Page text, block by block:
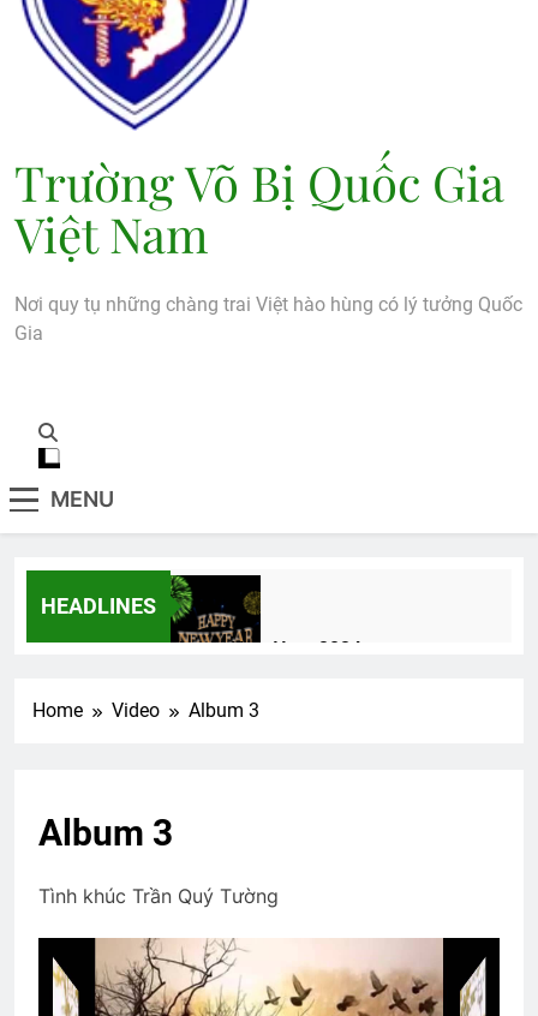
Trường Võ Bị Quốc Gia
Việt Nam
Nơi quy tụ những chàng trai Việt hào hùng có lý tưởng Quốc
Gia
MENU
HEADLINES
Happy New Year 2024
CSVSQ Thái Hữu Dư K16
3 Years Ago
CSVSQ Lương Văn Hơi K8
Home Video Album 3
Album 3
Tình khúc Trần Quý Tường